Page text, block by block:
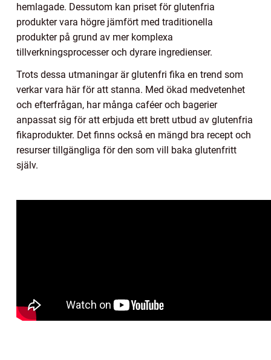
hemlagade. Dessutom kan priset för glutenfria
produkter vara högre jämfört med traditionella
produkter på grund av mer komplexa
tillverkningsprocesser och dyrare ingredienser.
Trots dessa utmaningar är glutenfri fika en trend som
verkar vara här för att stanna. Med ökad medvetenhet
och efterfrågan, har många caféer och bagerier
anpassat sig för att erbjuda ett brett utbud av glutenfria
fikaprodukter. Det finns också en mängd bra recept och
resurser tillgängliga för den som vill baka glutenfritt
själv.